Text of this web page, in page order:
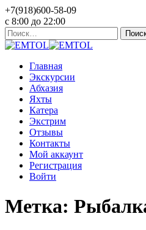
+7(918)600-58-09
c 8:00 до 22:00
Найти:
Главная
Экскурсии
Абхазия
Яхты
Катера
Экстрим
Отзывы
Контакты
Мой аккаунт
Регистрация
Войти
Метка: